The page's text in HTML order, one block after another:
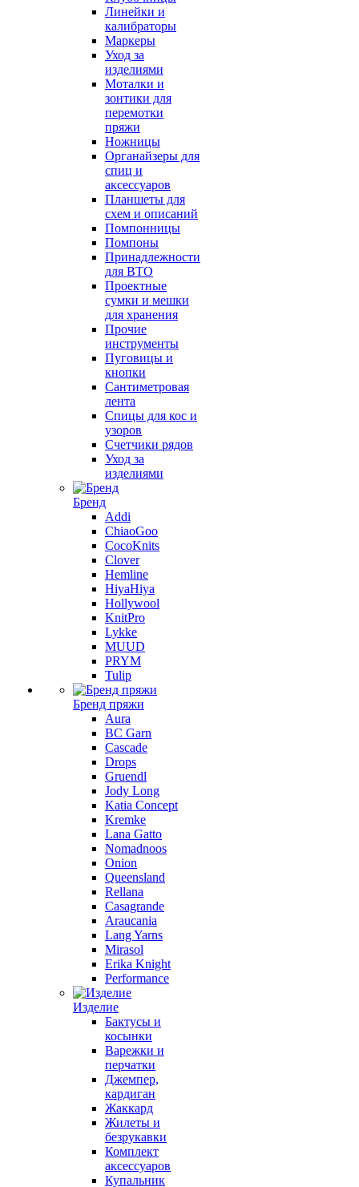
Линейки и
калибраторы
Маркеры
Уход за
изделиями
Моталки и
зонтики для
перемотки
пряжи
Ножницы
Органайзеры для
спиц и
аксессуаров
Планшеты для
схем и описаний
Помпонницы
Помпоны
Принадлежности
для ВТО
Проектные
сумки и мешки
для хранения
Прочие
инструменты
Пуговицы и
кнопки
Сантиметровая
лента
Спицы для кос и
узоров
Счетчики рядов
Уход за
изделиями
Бренд
Addi
ChiaoGoo
CocoKnits
Clover
Hemline
HiyaHiya
Hollywool
KnitPro
Lykke
MUUD
PRYM
Tulip
Бренд пряжи
Aura
BC Garn
Cascade
Drops
Gruendl
Jody Long
Katia Concept
Kremke
Lana Gatto
Nomadnoos
Onion
Queensland
Rellana
Casagrande
Araucania
Lang Yarns
Mirasol
Erika Knight
Performance
Изделие
Бактусы и
косынки
Варежки и
перчатки
Джемпер,
кардиган
Жаккард
Жилеты и
безрукавки
Комплект
аксессуаров
Купальник